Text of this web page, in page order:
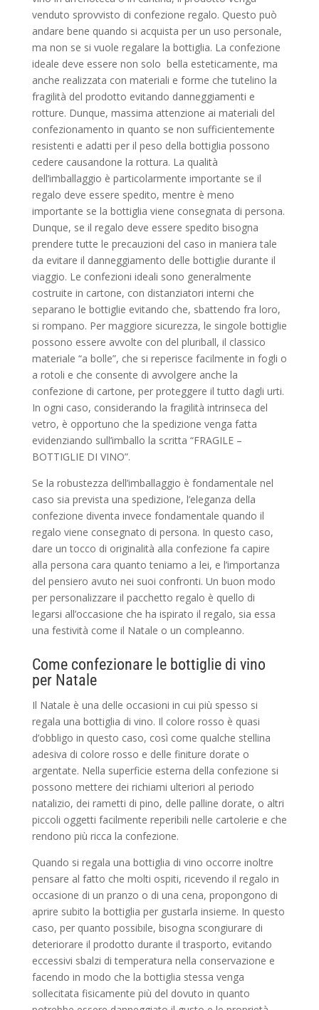
venduto sprovvisto di confezione regalo. Questo può
andare bene quando si acquista per un uso personale,
ma non se si vuole regalare la bottiglia. La confezione
ideale deve essere non solo bella esteticamente, ma
anche realizzata con materiali e forme che tutelino la
fragilità del prodotto evitando danneggiamenti e
rotture. Dunque, massima attenzione ai materiali del
confezionamento in quanto se non sufficientemente
resistenti e adatti per il peso della bottiglia possono
cedere causandone la rottura. La qualità
dell’imballaggio è particolarmente importante se il
regalo deve essere spedito, mentre è meno
importante se la bottiglia viene consegnata di persona.
Dunque, se il regalo deve essere spedito bisogna
prendere tutte le precauzioni del caso in maniera tale
da evitare il danneggiamento delle bottiglie durante il
viaggio. Le confezioni ideali sono generalmente
costruite in cartone, con distanziatori interni che
separano le bottiglie evitando che, sbattendo fra loro,
si rompano. Per maggiore sicurezza, le singole bottiglie
possono essere avvolte con del pluriball, il classico
materiale “a bolle”, che si reperisce facilmente in fogli o
a rotoli e che consente di avvolgere anche la
confezione di cartone, per proteggere il tutto dagli urti.
In ogni caso, considerando la fragilità intrinseca del
vetro, è opportuno che la spedizione venga fatta
evidenziando sull’imballo la scritta “FRAGILE –
BOTTIGLIE DI VINO”.
Se la robustezza dell’imballaggio è fondamentale nel
caso sia prevista una spedizione, l’eleganza della
confezione diventa invece fondamentale quando il
regalo viene consegnato di persona. In questo caso,
dare un tocco di originalità alla confezione fa capire
alla persona cara quanto teniamo a lei, e l’importanza
del pensiero avuto nei suoi confronti. Un buon modo
per personalizzare il pacchetto regalo è quello di
legarsi all’occasione che ha ispirato il regalo, sia essa
una festività come il Natale o un compleanno.
Come confezionare le bottiglie di vino
per Natale
Il Natale è una delle occasioni in cui più spesso si
regala una bottiglia di vino. Il colore rosso è quasi
d’obbligo in questo caso, così come qualche stellina
adesiva di colore rosso e delle finiture dorate o
argentate. Nella superficie esterna della confezione si
possono mettere dei richiami ulteriori al periodo
natalizio, dei rametti di pino, delle palline dorate, o altri
piccoli oggetti facilmente reperibili nelle cartolerie e che
rendono più ricca la confezione.
Quando si regala una bottiglia di vino occorre inoltre
pensare al fatto che molti ospiti, ricevendo il regalo in
occasione di un pranzo o di una cena, propongono di
aprire subito la bottiglia per gustarla insieme. In questo
caso, per quanto possibile, bisogna scongiurare di
deteriorare il prodotto durante il trasporto, evitando
eccessivi sbalzi di temperatura nella conservazione e
facendo in modo che la bottiglia stessa venga
sollecitata fisicamente più del dovuto in quanto